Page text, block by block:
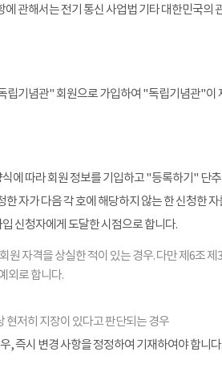
관해서는 전기 통신 사업법 기타 대한민국의
기념관" 회원으로 가입하여 "독립기념관"이
에 따라 회원 정보를 기입하고 "등록하기" 단
자가 다음 각 호에 해당하지 않는 한 신청한
신청자에게 도달한 시점으로 합니다.
원 자격을 상실한 적이 있는 경우. 다만 제6조
외로 합니다.
저히 지장이 있다고 판단되는 경우
, 즉시 변경 사항을 정정하여 기재하여야 합니다.